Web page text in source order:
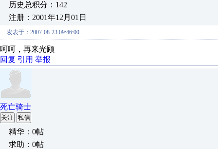
历史总积分：142
注册：2001年12月01日
发表于：2007-08-23 09:46:00
呵呵，再来光顾
回复 引用 举报
死亡骑士
关注 私信
精华：0帖
求助：0帖